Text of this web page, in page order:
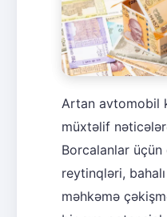
Artan avtomobil
müxtəlif
Borcalanlar
reytinqləri,
məhkəmə